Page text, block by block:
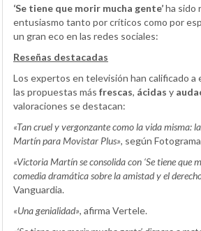
‘Se tiene que morir mucha gente’ha sido
entusiasmo tanto por críticos como por
un gran eco en las redes sociales:
Reseñas destacadas
Los expertos en televisión han calificado a
las propuestas más frescas, ácidas y
valoraciones se destacan:
«Tan cruel y vergonzante como la vida misma:
Martín para Movistar Plus», según
«Victoria Martín se consolida con ‘Se tiene que
comedia dramática sobre la amistad y el
Vanguardia.
«Una genialidad», afirma Vertele.